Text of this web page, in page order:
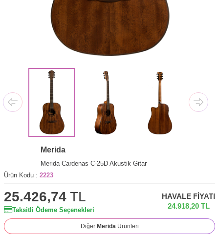
Merida
Merida Cardenas C-25D Akustik Gitar
Ürün Kodu : 2223
25.426,74 TL
Taksitli Ödeme Seçenekleri
HAVALE FIYATI
24.918,20TL
Diğer Merida Ürünleri